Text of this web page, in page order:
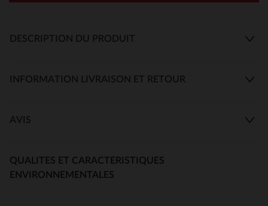
DESCRIPTION DU PRODUIT
INFORMATION LIVRAISON ET RETOUR
AVIS
QUALITES ET CARACTERISTIQUES
ENVIRONNEMENTALES